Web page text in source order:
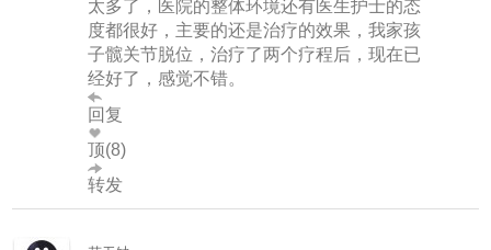
度都很好，主要的还是治疗的效果，我家孩
子髋关节脱位，治疗了两个疗程后，现在已
经好了，感觉不错。
回复
顶(8)
转发